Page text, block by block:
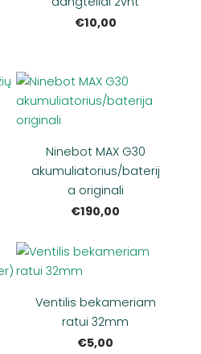
€10,00
Ninebot MAX G30
akumuliatorius/baterij
a originali
€190,00
Ventilis bekameriam
ratui 32mm
€5,00